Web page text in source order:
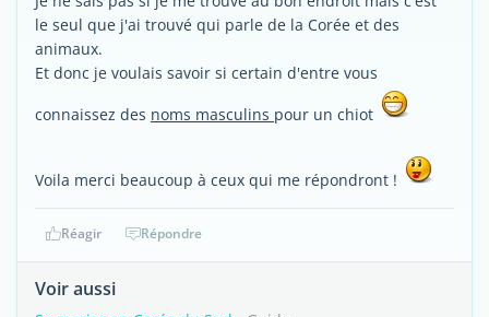
le seul que j'ai trouvé qui parle de la Corée et des
animaux.
Et donc je voulais savoir si certain d'entre vous
connaissez des noms masculins pour un chiot
Voila merci beaucoup à ceux qui me répondront !
Réagir Répondre
Voir aussi